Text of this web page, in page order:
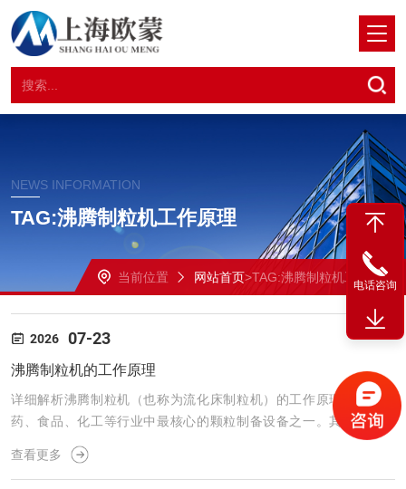
NEWS INFORMATION
TAG:沸腾制粒机工作原理
当前位置 网站首页>TAG:沸腾制粒机工作原理
2026 07-23
沸腾制粒机的工作原理
详细解析沸腾制粒机（也称为流化床制粒机）的工作原理。它是制
药、食品、化工等行业中最核心的颗粒制备设备之一。其核心功能
是：将细粉聚合成均匀的、流动性良好的颗粒，同时完成混合、干燥
等多个单元操作。核心原理沸腾制粒机的工作原理是：利用气流（通
查看更多
电话咨询